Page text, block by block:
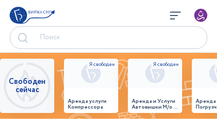
БИРЖА СНГ
Свободен
сейчас
Аренда услуги
Компрессора
Аренда и Услуги
Автовышки М/о г.
Домодедово
26,28,32 место